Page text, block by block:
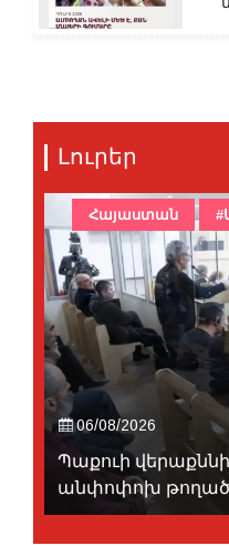
Լուրեր
06/08/2026
Պաքուի
անփոփոխ
Հայաստան